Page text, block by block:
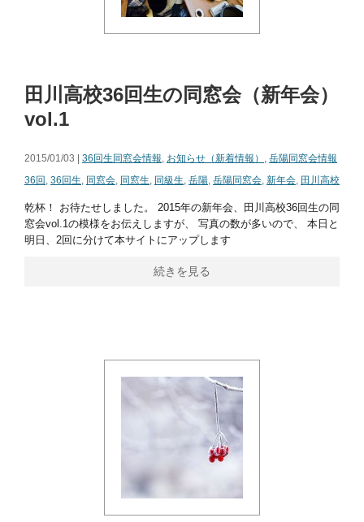
田川高校36回生の同窓会（新年会）
vol.1
2015/01/03 | 36回生同窓会情報, お知らせ（新着情報） , 岳陽同窓会情報
36回 , 36回生, 同窓会, 同窓生, 同級生, 岳陽, 岳陽同窓会, 新年会, 田川高校
乾杯！ お待たせしました。 2015年の新年会、田川高校36回生の同
窓会vol.1の模様をお伝えしますが、 写真の数が多いので、 本日と
明日、2回に分けて本サイトにアップします
続きを見る